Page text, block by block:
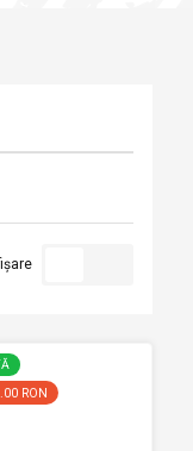
RON